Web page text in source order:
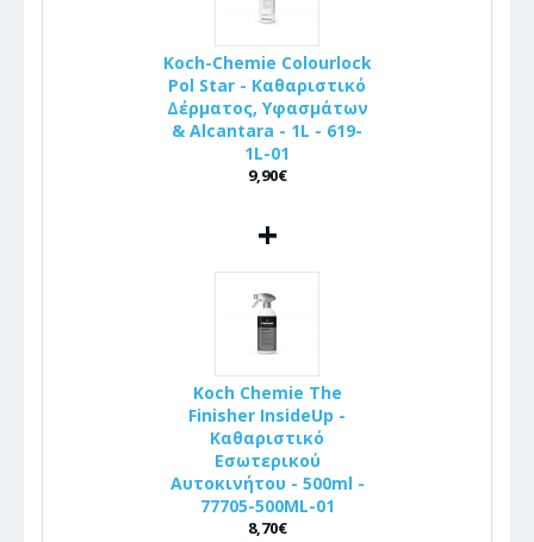
Koch-Chemie Colourlock
Pol Star - Καθαριστικό
Δέρματος, Υφασμάτων
& Alcantara - 1L - 619-
1L-01
9,90€
+
Koch Chemie The
Finisher InsideUp -
Καθαριστικό
Εσωτερικού
Αυτοκινήτου - 500ml -
77705-500ML-01
8,70€